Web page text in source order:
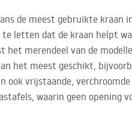
de meest gebruikte
te letten dat de kraan helpt
het merendeel van de
het meest geschikt,
ook vrijstaande,
waarin geen opening